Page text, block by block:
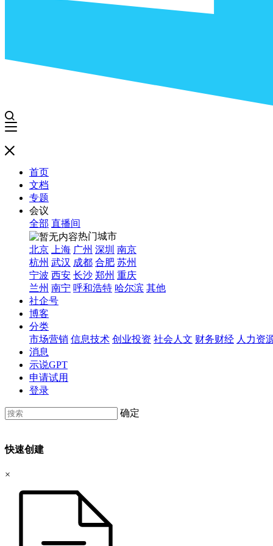
首页
文档
专题
会议
全部 直播间
热门城市
北京
上海 广州 深圳 南京
杭州 武汉 成都 合肥 苏州
宁波 西安 长沙 郑州 重庆
兰州 南宁 呼和浩特 哈尔滨 其他
社企号
博客
分类
市场营销 信息技术 创业投资 社会人文 财务财经 人力资
消息
示说GPT
申请试用
登录
确定
快速创建
×